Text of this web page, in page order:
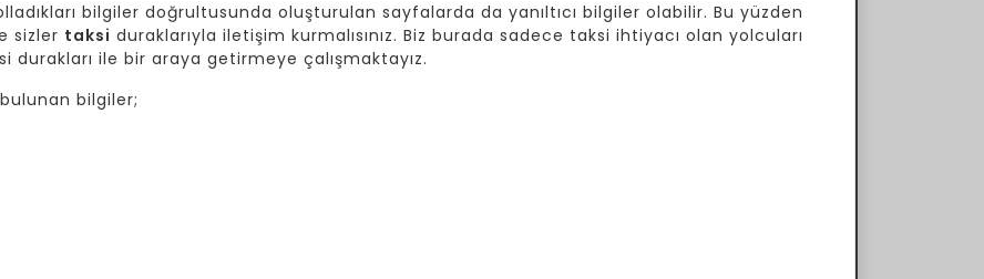
bilgiler doğrultusunda oluşturulan sayfalarda da yanıltıcı bilgiler olabilir. Bu yüzden
sizler taksi duraklarıyla iletişim kurmalısınız. Biz burada sadece taksi ihtiyacı olan yolcuları
durakları ile bir araya getirmeye çalışmaktayız.
bilgiler;